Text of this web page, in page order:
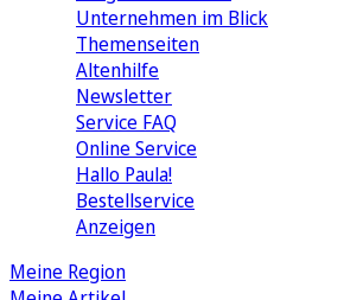
Unternehmen im Blick
Themenseiten
Altenhilfe
Newsletter
Service FAQ
Online Service
Hallo Paula!
Bestellservice
Anzeigen
Meine Region